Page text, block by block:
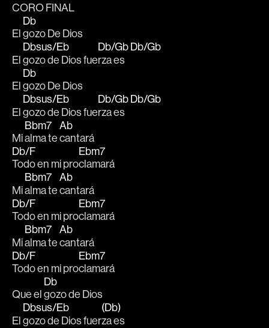
CORO FINAL
El
Db
gozo De Dios
El
Dbsus/Eb
gozo de Dios fue
Db/Gb
rza es
Db/Gb
El
Db
gozo De Dios
El
Dbsus/Eb
gozo de Dios fue
Db/Gb
rza es
Db/Gb
Mi
Bbm7
alma te
Ab
cantará
Db/F
Todo en mi pro
Ebm7
clamará
Mi
Bbm7
alma te
Ab
cantará
Db/F
Todo en mi pro
Ebm7
clamará
Mi
Bbm7
alma te
Ab
cantará
Db/F
Todo en mi pro
Ebm7
clamará
Que el
Db
gozo de Dios
El
Dbsus/Eb
gozo de Dios fuer
(Db)
za es